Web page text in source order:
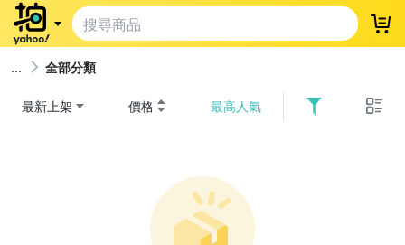
登
全部分類
最新上架 價格 最高人氣